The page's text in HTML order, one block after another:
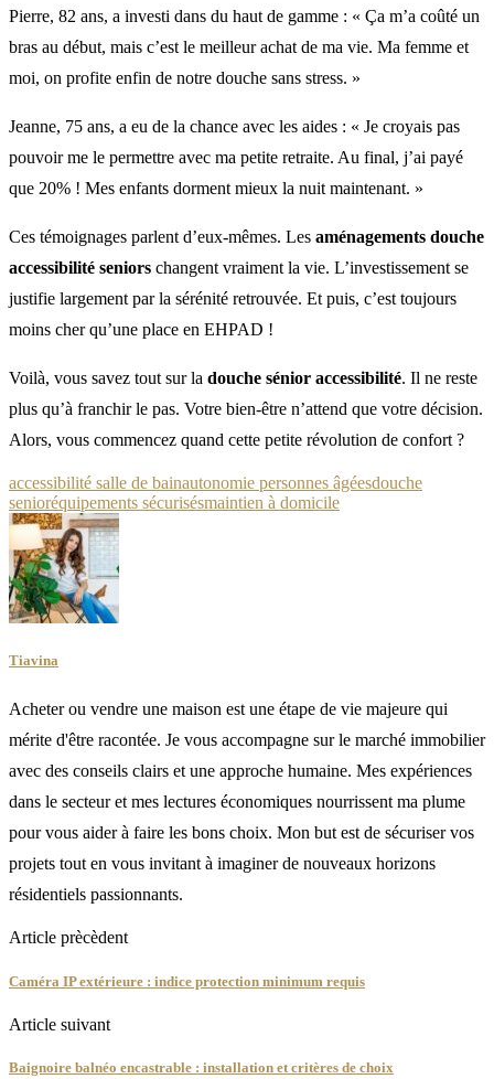
Pierre, 82 ans, a investi dans du haut de gamme : « Ça m’a coûté un
bras au début, mais c’est le meilleur achat de ma vie. Ma femme et
moi, on profite enfin de notre douche sans stress. »
Jeanne, 75 ans, a eu de la chance avec les aides : « Je croyais pas
pouvoir me le permettre avec ma petite retraite. Au final, j’ai payé
que 20% ! Mes enfants dorment mieux la nuit maintenant. »
Ces témoignages parlent d’eux-mêmes. Les aménagements douche
accessibilité seniors changent vraiment la vie. L’investissement se
justifie largement par la sérénité retrouvée. Et puis, c’est toujours
moins cher qu’une place en EHPAD !
Voilà, vous savez tout sur la douche sénior accessibilité. Il ne reste
plus qu’à franchir le pas. Votre bien-être n’attend que votre décision.
Alors, vous commencez quand cette petite révolution de confort ?
accessibilité salle de bainautonomie personnes âgéesdouche
senioréquipements sécurisésmaintien à domicile
Tiavina
Acheter ou vendre une maison est une étape de vie majeure qui
mérite d'être racontée. Je vous accompagne sur le marché immobilier
avec des conseils clairs et une approche humaine. Mes expériences
dans le secteur et mes lectures économiques nourrissent ma plume
pour vous aider à faire les bons choix. Mon but est de sécuriser vos
projets tout en vous invitant à imaginer de nouveaux horizons
résidentiels passionnants.
Article prècèdent
Caméra IP extérieure : indice protection minimum requis
Article suivant
Baignoire balnéo encastrable : installation et critères de choix